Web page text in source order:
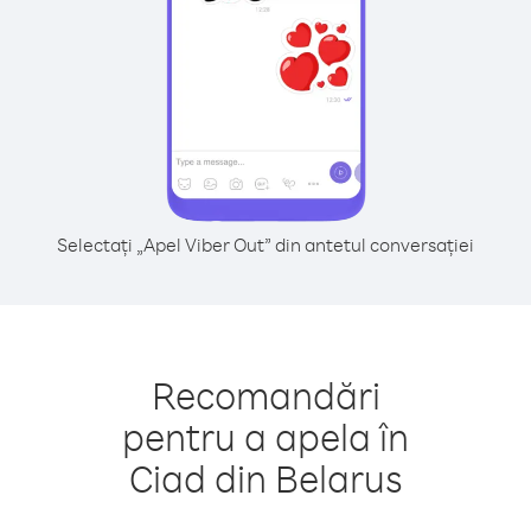
Selectați „Apel Viber Out” din antetul conversației
Recomandări
pentru a apela în
Ciad din Belarus